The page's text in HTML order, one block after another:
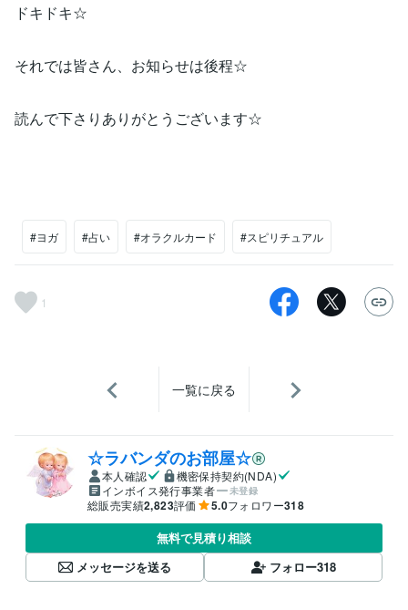
ドキドキ☆
それでは皆さん、お知らせは後程☆
読んで下さりありがとうございます☆
#ヨガ #占い #オラクルカード #スピリチュアル
1
一覧に戻る
☆ラバンダのお部屋☆
本人確認
機密保持契約(NDA)
インボイス発行事業者
未登録
総販売実績2,823評価 5.0フォロワー318
無料で見積り相談
メッセージを送る
フォロー318